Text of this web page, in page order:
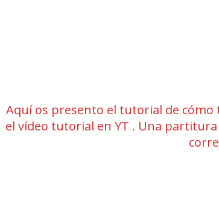
Aquí os presento el tutorial de
el vídeo tutorial en YT . Una